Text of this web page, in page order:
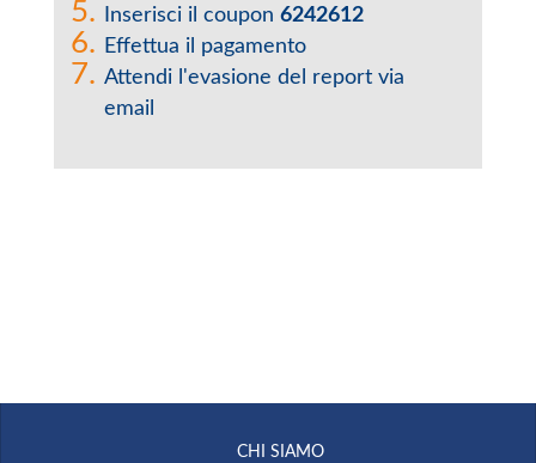
Inserisci il coupon6242612
Effettua il pagamento
Attendi l'evasione del report via
email
CHI SIAMO